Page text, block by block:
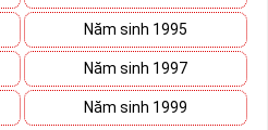
Năm sinh 1995
Năm sinh 1997
Năm sinh 1999